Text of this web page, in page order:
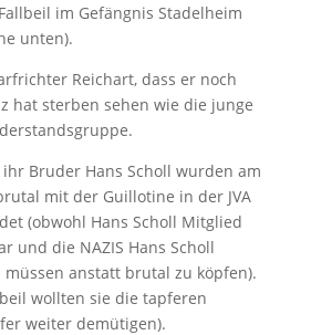
im Gefängnis Stadelheim
unten).
Reichart, dass er noch
hat sterben sehen wie die junge
Bruder Hans Scholl wurden am
mit der Guillotine in der JVA
(obwohl Hans Scholl Mitglied
und die NAZIS Hans Scholl
anstatt brutal zu köpfen).
wollten sie die tapferen
weiter demütigen).